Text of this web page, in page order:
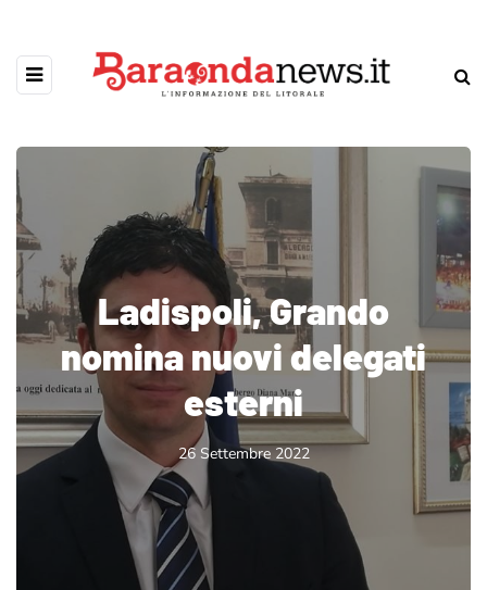
Ladispoli, Grando
nomina nuovi delegati
esterni
26 Settembre 2022